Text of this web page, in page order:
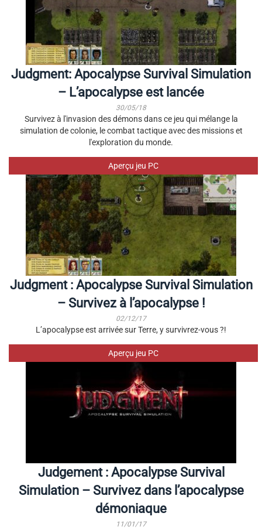
Judgment: Apocalypse Survival Simulation
– L’apocalypse est lancée
30/05/18
Survivez à l'invasion des démons dans ce jeu qui mélange la
simulation de colonie, le combat tactique avec des missions et
l'exploration du monde.
Aperçu jeu PC
Judgment : Apocalypse Survival Simulation
– Survivez à l’apocalypse !
02/12/17
L’apocalypse est arrivée sur Terre, y survivrez-vous ?!
Aperçu jeu PC
Judgement : Apocalypse Survival
Simulation – Survivez dans l’apocalypse
démoniaque
11/01/17